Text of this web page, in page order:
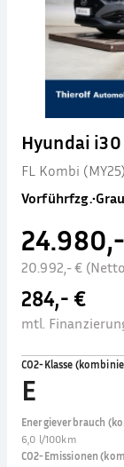
Hyundai i30
FL Kombi
Vorführfzg.•
20.992,- €
284,- €
mtl.
CO2-Klasse
E
Energieverbrauch
6,0 l/100km
CO2-Emissionen